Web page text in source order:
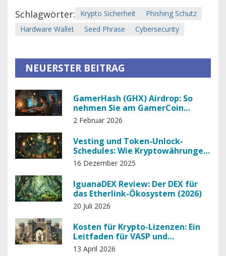
Schlagwörter: Krypto Sicherheit
Phishing Schutz
Hardware Wallet
Seed Phrase Cybersecurity
NEUERSTER BEITRAG
GamerHash (GHX) Airdrop: So
nehmen Sie am GamerCoin
Airdrop teil und was Sie wissen
2 Februar 2026
Vesting und Token-Unlock-
Schedules: Wie Kryptowährungen
langfristig stabilisiert werden
16 Dezember 2025
IguanaDEX Review: Der DEX für
das Etherlink-Ökosystem (2026)
20 Juli 2026
Kosten für Krypto-Lizenzen: Ein
Leitfaden für VASP und
Exchanges 2026
13 April 2026